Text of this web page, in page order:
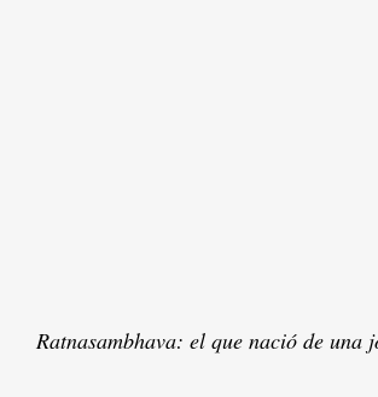
Ratnasambhava: el que nació de una